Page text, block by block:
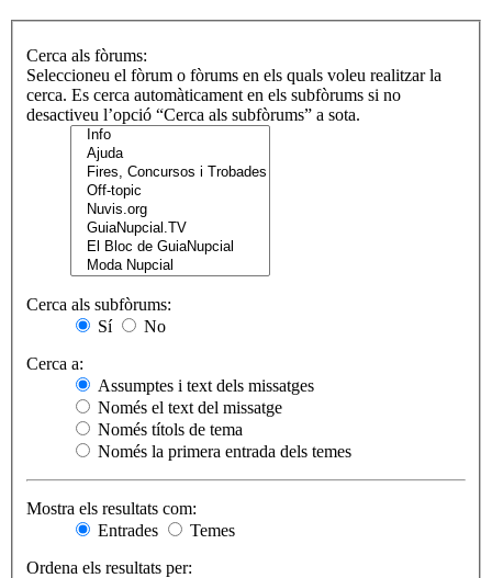
Cerca als fòrums:
Seleccioneu el fòrum o fòrums en els quals voleu realitzar la
cerca. Es cerca automàticament en els subfòrums si no
desactiveu l’opció “Cerca als subfòrums” a sota.
Cerca als subfòrums:
Sí
No
Cerca a:
Assumptes i text dels missatges
Només el text del missatge
Només títols de tema
Només la primera entrada dels temes
Mostra els resultats com:
Entrades
Temes
Ordena els resultats per: